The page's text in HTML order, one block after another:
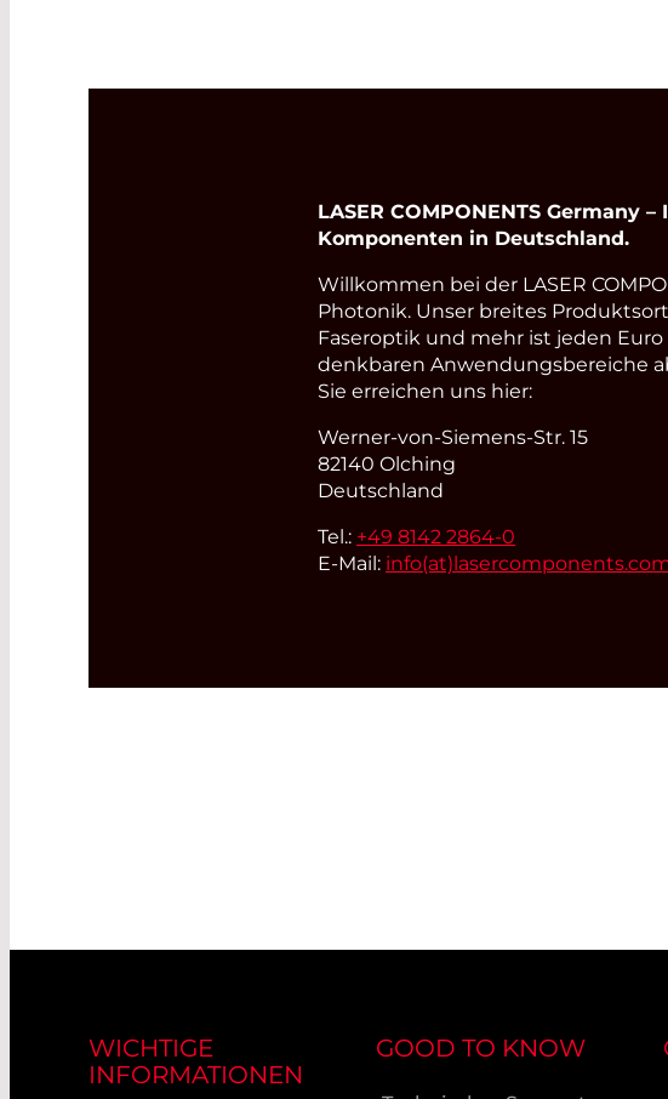
LASER COMPONENTS
Komponenten in Deutschland.
Willkommen bei der LASER
Photonik. Unser breites
Faseroptik und mehr ist jeden
denkbaren Anwendungsbereiche
Sie erreichen uns hier:
Werner-von-Siemens-Str. 15
82140 Olching
Deutschland
Tel.: +49 8142 2864-0
E-Mail: info(at)
WICHTIGE
INFORMATIONEN
GOOD TO KNOW